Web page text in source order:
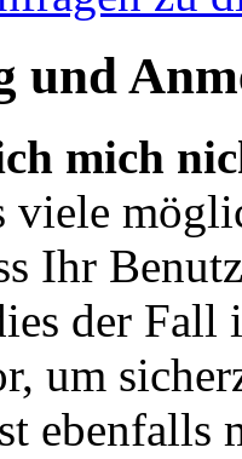
und
mich
viele
Ihr
der Fall
um
ebenfalls